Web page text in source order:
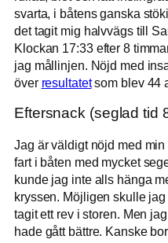
svarta, i båtens ganska
det tagit mig halvvägs till
Klockan 17:33 efter 8
jag mållinjen. Nöjd med
över resultatetsom blev 44
Eftersnack (seglad tid
Jag är väldigt nöjd med
fart i båten med mycket
kunde jag inte alls hänga
kryssen. Möjligen skulle
tagit ett rev i storen. Men
hade gått bättre. Kanske